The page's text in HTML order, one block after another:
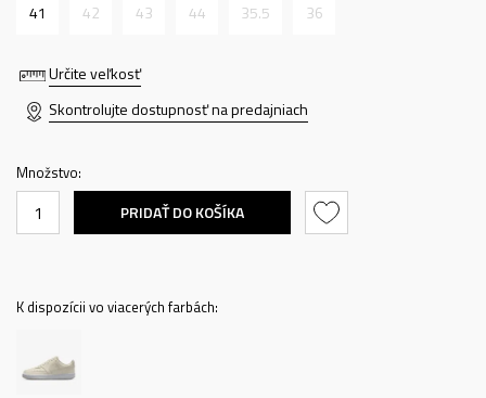
Určite veľkosť
41 42 43 44 35.5 36
Skontrolujte dostupnosť na predajniach
Množstvo:
PRIDAŤ DO KOŠÍKA
K dispozícii vo viacerých farbách: